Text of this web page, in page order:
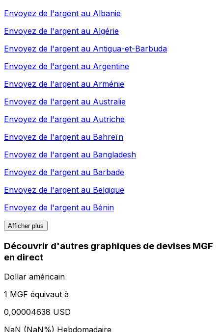
Envoyez de l'argent au Albanie
Envoyez de l'argent au Algérie
Envoyez de l'argent au Antigua-et-Barbuda
Envoyez de l'argent au Argentine
Envoyez de l'argent au Arménie
Envoyez de l'argent au Australie
Envoyez de l'argent au Autriche
Envoyez de l'argent au Bahreïn
Envoyez de l'argent au Bangladesh
Envoyez de l'argent au Barbade
Envoyez de l'argent au Belgique
Envoyez de l'argent au Bénin
Afficher plus
Découvrir d'autres graphiques de devises MGF
en direct
Dollar américain
1 MGF équivaut à
0,00004638 USD
NaN (NaN%) Hebdomadaire